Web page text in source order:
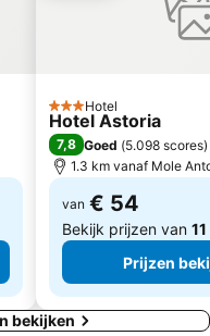
Scaccabarozzi - la Fetta di Polenta
di Avigliana
3 Sterren
Hotel
Hotel Astoria
7,8 Goed (5.098 scores)
1.3 km vanaf Mole
van € 54
Bekijk prijzen van
Prijzen
bekijken